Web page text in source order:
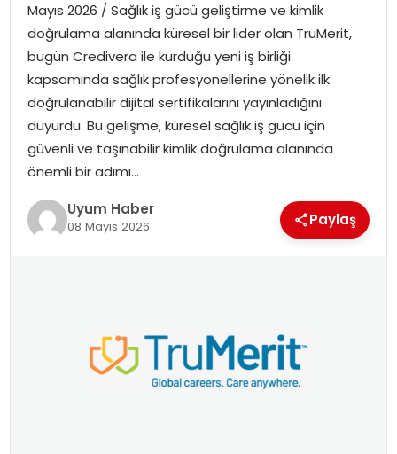
SAĞLIK
MAGAZIN
YAŞAM
Mayıs 2026 / Sağlık iş gücü geliştirme ve kimlik
doğrulama alanında küresel bir lider olan TruMerit,
bugün Credivera ile kurduğu yeni iş birliği
kapsamında sağlık profesyonellerine yönelik ilk
doğrulanabilir dijital sertifikalarını yayınladığını
duyurdu. Bu gelişme, küresel sağlık iş gücü için
güvenli ve taşınabilir kimlik doğrulama alanında
önemli bir adımı…
Uyum Haber
08 Mayıs 2026 Paylaş